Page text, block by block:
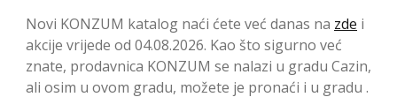
Novi KONZUM katalog naći ćete već danas na zde i
akcije vrijede od 04.08.2026. Kao što sigurno već
znate, prodavnica KONZUM se nalazi u gradu Cazin,
ali osim u ovom gradu, možete je pronaći i u gradu .